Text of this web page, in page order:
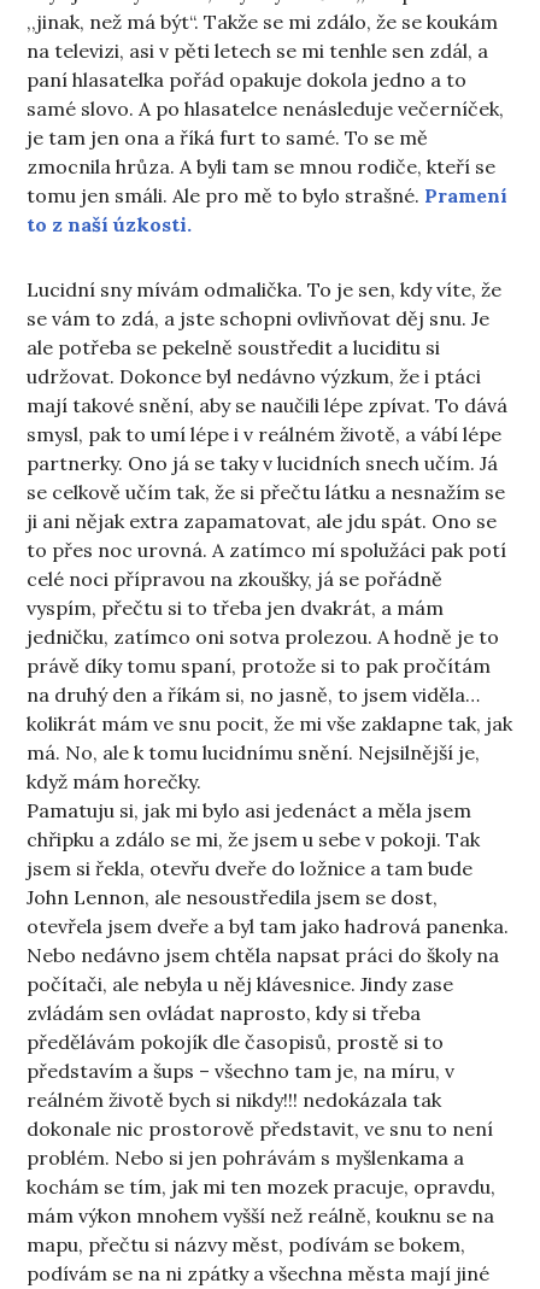
,,jinak, než má být“. Takže se mi zdálo, že se koukám
na televizi, asi v pěti letech se mi tenhle sen zdál, a
paní hlasatelka pořád opakuje dokola jedno a to
samé slovo. A po hlasatelce nenásleduje večerníček,
je tam jen ona a říká furt to samé. To se mě
zmocnila hrůza. A byli tam se mnou rodiče, kteří se
tomu jen smáli. Ale pro mě to bylo strašné. Pramení
to z naší úzkosti.
Lucidní sny mívám odmalička. To je sen, kdy víte, že
se vám to zdá, a jste schopni ovlivňovat děj snu. Je
ale potřeba se pekelně soustředit a luciditu si
udržovat. Dokonce byl nedávno výzkum, že i ptáci
mají takové snění, aby se naučili lépe zpívat. To dává
smysl, pak to umí lépe i v reálném životě, a vábí lépe
partnerky. Ono já se taky v lucidních snech učím. Já
se celkově učím tak, že si přečtu látku a nesnažím se
ji ani nějak extra zapamatovat, ale jdu spát. Ono se
to přes noc urovná. A zatímco mí spolužáci pak potí
celé noci přípravou na zkoušky, já se pořádně
vyspím, přečtu si to třeba jen dvakrát, a mám
jedničku, zatímco oni sotva prolezou. A hodně je to
právě díky tomu spaní, protože si to pak pročítám
na druhý den a říkám si, no jasně, to jsem viděla…
kolikrát mám ve snu pocit, že mi vše zaklapne tak, jak
má. No, ale k tomu lucidnímu snění. Nejsilnější je,
když mám horečky.
Pamatuju si, jak mi bylo asi jedenáct a měla jsem
chřipku a zdálo se mi, že jsem u sebe v pokoji. Tak
jsem si řekla, otevřu dveře do ložnice a tam bude
John Lennon, ale nesoustředila jsem se dost,
otevřela jsem dveře a byl tam jako hadrová panenka.
Nebo nedávno jsem chtěla napsat práci do školy na
počítači, ale nebyla u něj klávesnice. Jindy zase
zvládám sen ovládat naprosto, kdy si třeba
předělávám pokojík dle časopisů, prostě si to
představím a šups – všechno tam je, na míru, v
reálném životě bych si nikdy!!! nedokázala tak
dokonale nic prostorově představit, ve snu to není
problém. Nebo si jen pohrávám s myšlenkama a
kochám se tím, jak mi ten mozek pracuje, opravdu,
mám výkon mnohem vyšší než reálně, kouknu se na
mapu, přečtu si názvy měst, podívám se bokem,
podívám se na ni zpátky a všechna města mají jiné